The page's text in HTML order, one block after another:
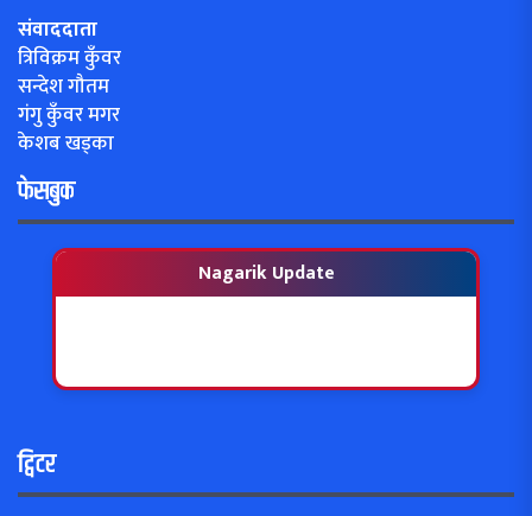
संवाददाता
त्रिविक्रम कुँवर
सन्देश गौतम
गंगु कुँवर मगर
केशब खड्का
फेसबुक
Nagarik Update
ट्विटर